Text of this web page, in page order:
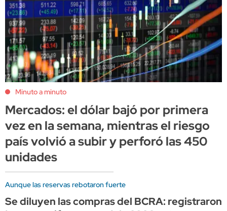
Minuto a minuto
Mercados: el dólar bajó por primera
vez en la semana, mientras el riesgo
país volvió a subir y perforó las 450
unidades
Aunque las reservas rebotaron fuerte
Se diluyen las compras del BCRA: registraron